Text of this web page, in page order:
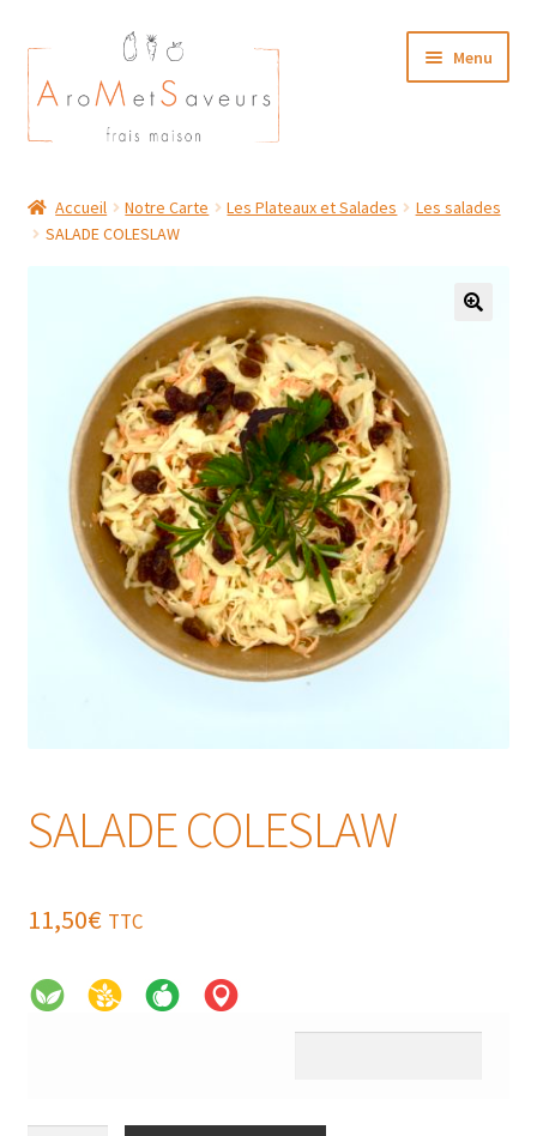
Aller
à
la
navigation
Aller
au
contenu
Menu
Plat du Jour/ Menu Week end
MON COMPTE
Accueil Notre Carte Les Plateaux et Salades
Les salades
SALADE COLESLAW
SALADE COLESLAW
11,50€ TTC